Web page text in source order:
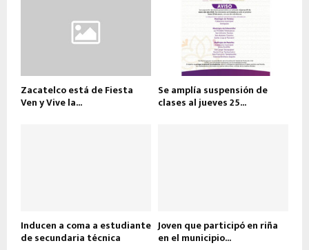
Zacatelco está de Fiesta
Ven y Vive la...
Se amplía suspensión de
clases al jueves 25...
Inducen a coma a estudiante
de secundaria técnica
Joven que participó en riña
en el municipio...